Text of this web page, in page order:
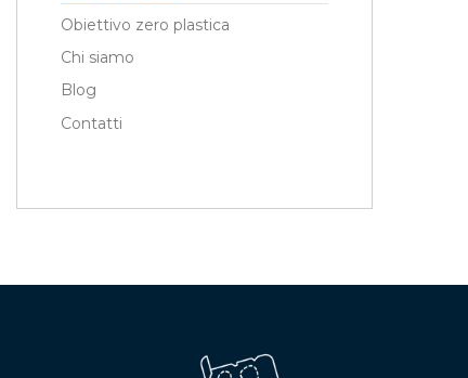
Obiettivo zero plastica
Chi siamo
Blog
Contatti